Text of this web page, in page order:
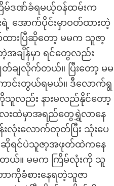
မ်ဒဏ်ခံရမယ့်ဝန်ထမ်းက
အောက်ပိုင်းမှာဝတ်ထားတဲ့
ားပြီဆိုတော့ မမက သူဇာ့
ချိန်မှာ ရင်တွေလည်း
ချလိုက်တယ်။ ပြီးတော့ မမ
ာင်းတွယ်ရမယ်။ ဒီလောက်ရွ
ကိုသူလည်း နားမလည်နိုင်တော့
ေးထဲမှာအရည်တွေရွှဲလာနေ
လုံးလောက်တုတ်ပြီး သုံးပေ
ဆိုရင်ပဲသူဇာ့အဖုတ်ထဲကနေ
ယ်။ မမက ကြိမ်လုံးကို သူ
တာကိုခံစားနေရတဲ့သူဇာ